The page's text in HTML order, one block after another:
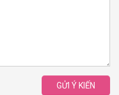
GỬI Ý KIẾN